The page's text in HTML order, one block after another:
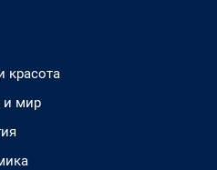
красота
и мир